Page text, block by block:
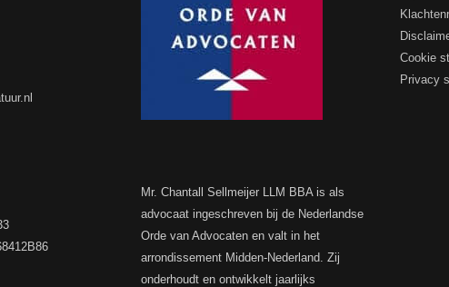
Mr. Chantall Sellmeijer LLM BBA is als
advocaat ingeschreven bij de Nederlandse
Orde van Advocaten en valt in het
arrondissement Midden-Nederland. Zij
onderhoudt en ontwikkelt jaarlijks
Cookie
Privacy